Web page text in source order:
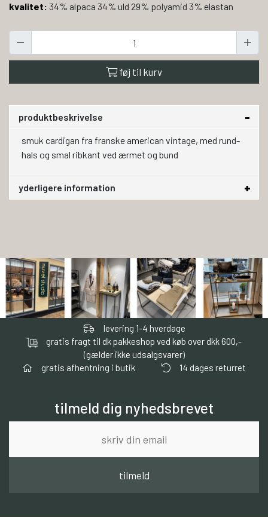
kvalitet: 34% alpaca 34% uld 29% polyamid 3% elastan
føj til kurv
produktbeskrivelse
smuk cardigan fra franske american vintage, med rund-
hals og smal ribkant ved ærmet og bund
yderligere information
levering 1-4 hverdage
gratis fragt til dk pakkeshop ved køb over dkk 600,-
(gælder ikke udsalgsvarer)
gratis afhentning i butik
14 dages returret
tilmeld dig nyhedsbrevet
tilmeld